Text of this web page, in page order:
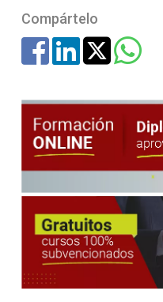
Compártelo